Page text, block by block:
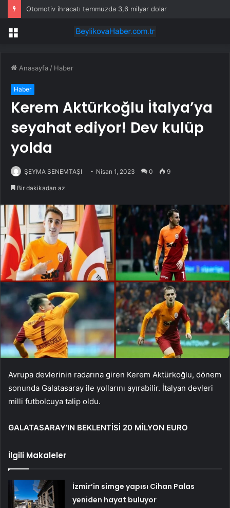
Otomotiv ihracatı temmuzda 3,6 milyar dolar
Menü
Anasayfa / Haber
Haber
Kerem Aktürkoğlu İtalya’ya
seyahat ediyor! Dev kulüp
yolda
ŞEYMA SENEMTAŞI Nisan 1, 2023 0 9
Bir dakikadan az
Avrupa devlerinin radarına giren Kerem Aktürkoğlu, dönem
sonunda Galatasaray ile yollarını ayırabilir. İtalyan devleri
milli futbolcuya talip oldu.
GALATASARAY’IN BEKLENTİSİ 20 MİLYON EURO
İlgili Makaleler
İzmir’in simge yapısı Cihan Palas
yeniden hayat buluyor